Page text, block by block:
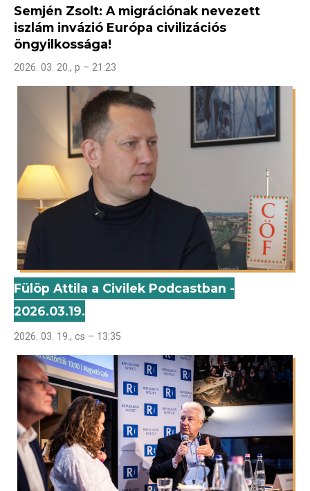
Semjén Zsolt: A migrációnak nevezett
iszlám invázió Európa civilizációs
öngyilkossága!
2026. 03. 20., p – 21:23
Fülöp Attila a Civilek Podcastban -
2026.03.19.
2026. 03. 19., cs – 13:35